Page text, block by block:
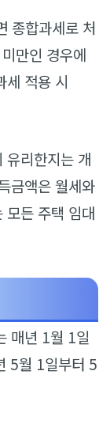
종합과세로 처
만인 경우에
세 적용 시
유리한지는 개
금액은 월세와
모든 주택 임대
매년 1월 1일
5월 1일부터 5